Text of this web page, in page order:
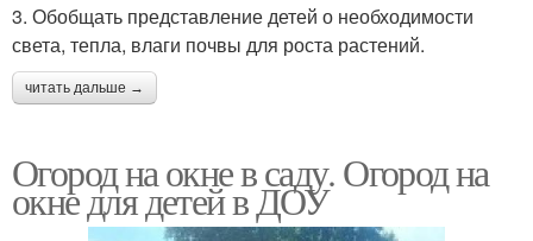
3. Обобщать представление детей о необходимости
света, тепла, влаги почвы для роста растений.
читать дальше →
Огород на окне в саду. Огород на
окне для детей в ДОУ